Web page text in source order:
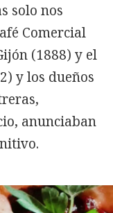
solo nos
Comercial
(1888) y el
y los dueños
anunciaban